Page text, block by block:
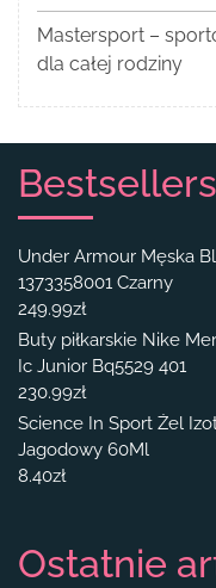
Mastersport –
dla całej rodziny
Bestsellers
Under Armour Męska
1373358001 Czarny
249.99zł
Buty piłkarskie Nike
Ic Junior Bq5529 401
230.99zł
Science In Sport Żel
Jagodowy 60Ml
8.40zł
Ostatnie